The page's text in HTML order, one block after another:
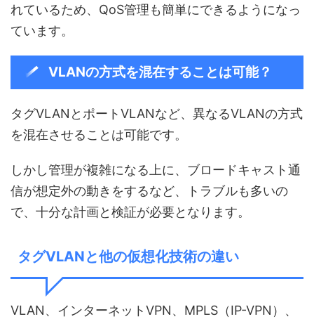
れているため、QoS管理も簡単にできるようになっ
ています。
VLANの方式を混在することは可能？
タグVLANとポートVLANなど、異なるVLANの方式
を混在させることは可能です。
しかし管理が複雑になる上に、ブロードキャスト通
信が想定外の動きをするなど、トラブルも多いの
で、十分な計画と検証が必要となります。
タグVLANと他の仮想化技術の違い
VLAN、インターネットVPN、MPLS（IP-VPN）、